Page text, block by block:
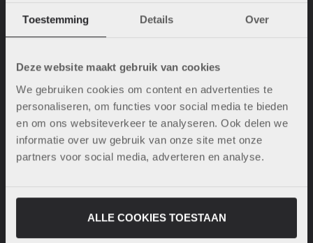
Toestemming Details Over
Deze website maakt gebruik van cookies
We gebruiken cookies om content en advertenties te
personaliseren, om functies voor social media te bieden
en om ons websiteverkeer te analyseren. Ook delen we
informatie over uw gebruik van onze site met onze
partners voor social media, adverteren en analyse.
ALLE COOKIES TOESTAAN